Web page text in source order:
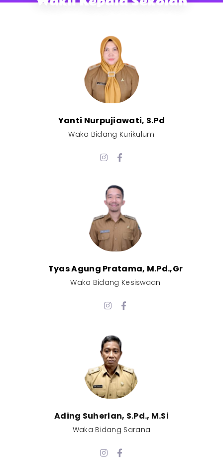
Yanti Nurpujiawati, S.Pd
Waka Bidang Kurikulum
Tyas Agung Pratama, M.Pd.,Gr​
Waka Bidang Kesiswaan​
Ading Suherlan, S.Pd., M.Si​
Waka Bidang Sarana​